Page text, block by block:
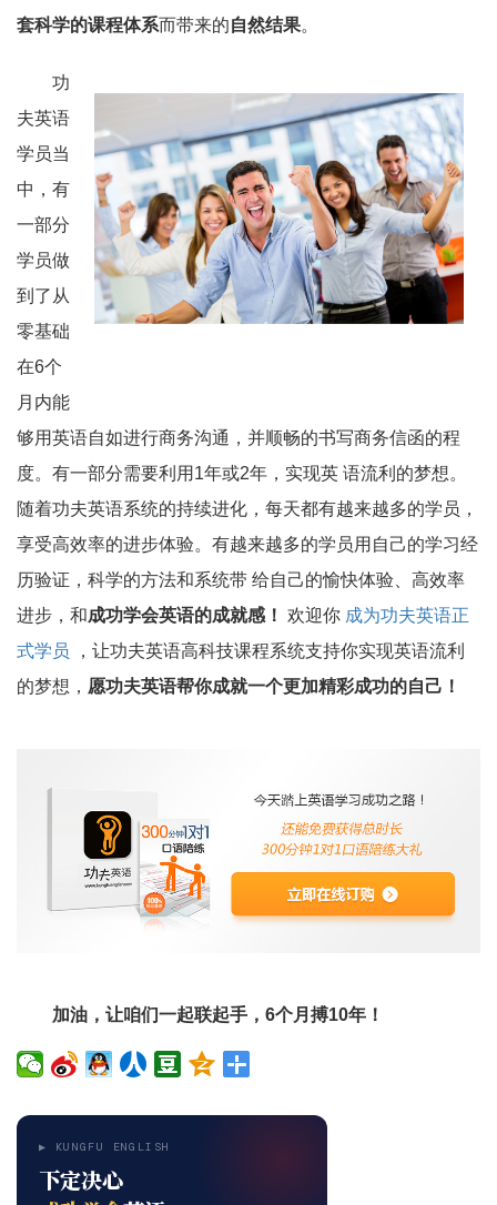
套科学的课程体系而带来的自然结果。
功
夫英语
学员当
中，有
一部分
学员做
到了从
零基础
在6个
月内能
够用英语自如进行商务沟通，并顺畅的书写商务信函的程
度。有一部分需要利用1年或2年，实现英 语流利的梦想。
随着功夫英语系统的持续进化，每天都有越来越多的学员，
享受高效率的进步体验。有越来越多的学员用自己的学习经
历验证，科学的方法和系统带 给自己的愉快体验、高效率
进步，和成功学会英语的成就感！ 欢迎你 成为功夫英语正
式学员
，让功夫英语高科技课程系统支持你实现英语流利
的梦想， 愿功夫英语帮你成就一个更加精彩成功的自己！
加油，让咱们一起联起手，6个月搏10年！
▶ KUNGFU ENGLISH
下定决心